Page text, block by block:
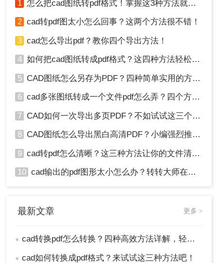
1 怎么把cad图纸转pdf格式！掌握这3种方法就可以
2 cad转pdf图太小怎么回事？这两个方法很不错！
3 cad怎么导出pdf？教你四个导出方法！
4 如何把cad图纸转成pdf格式？这四种方法轻松转换！
5 CAD图纸怎么另存为PDF？四种简单实用的方法推荐
6 cad多张图纸转成一个文件pdf怎么弄？四个方法帮你搞定！
7 CAD如何一次导出多页PDF？不如试试这三个方法！
8 CAD图纸怎么导出黑白高清PDF？小编强烈推荐这三种方法！
9 cad转pdf怎么清晰？这三种方法让你的文件清晰无比！
10 cad输出的pdf图形太小怎么办？转转大师在线搞定
最新文章 更多 >
● cad转换pdf怎么转换？四种高效方法详解，轻松搞定格式转换！
● cad如何转换成pdf格式？来试试这三种方法吧！